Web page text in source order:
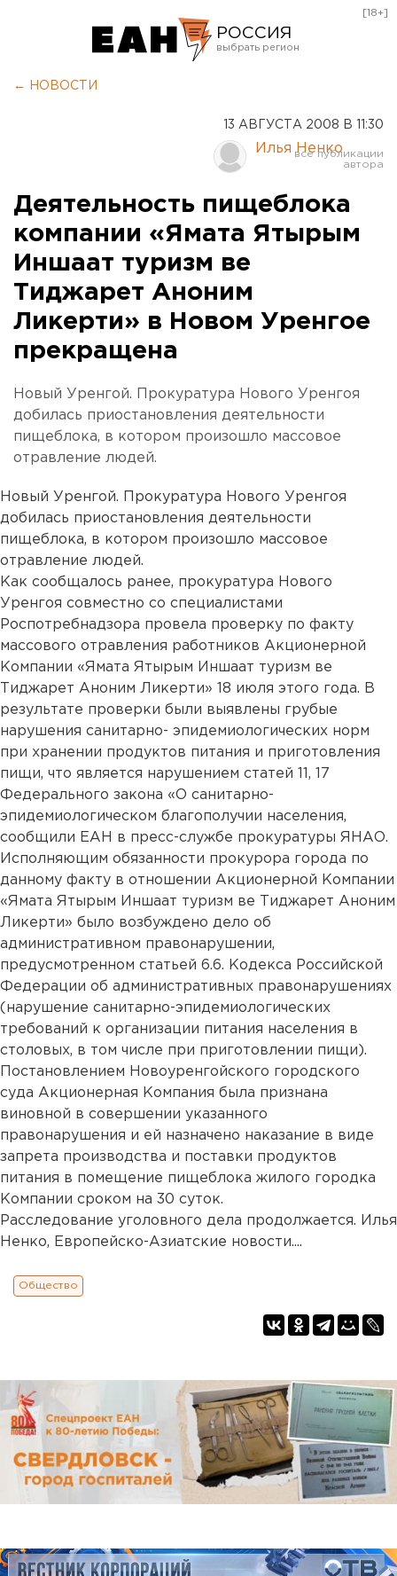
РОССИЯ
Курган
Оренбург
[18+]
← НОВОСТИ
13 АВГУСТА 2008 В 11:30
Илья Ненко
Деятельность пищеблока
компании «Ямата Ятырым
Иншаат туризм ве
Тиджарет Аноним
Ликерти» в Новом Уренгое
прекращена
Новый Уренгой. Прокуратура Нового Уренгоя
добилась приостановления деятельности
пищеблока, в котором произошло массовое
отравление людей.
Новый Уренгой. Прокуратура Нового Уренгоя
добилась приостановления деятельности
пищеблока, в котором произошло массовое
отравление людей.
Как сообщалось ранее, прокуратура Нового
Уренгоя совместно со специалистами
Роспотребнадзора провела проверку по факту
массового отравления работников Акционерной
Компании «Ямата Ятырым Иншаат туризм ве
Тиджарет Аноним Ликерти» 18 июля этого года. В
результате проверки были выявлены грубые
нарушения санитарно- эпидемиологических норм
при хранении продуктов питания и приготовления
пищи, что является нарушением статей 11, 17
Федерального закона «О санитарно-
эпидемиологическом благополучии населения,
сообщили ЕАН в пресс-службе прокуратуры ЯНАО.
Исполняющим обязанности прокурора города по
данному факту в отношении Акционерной Компании
«Ямата Ятырым Иншаат туризм ве Тиджарет Аноним
Ликерти» было возбуждено дело об
административном правонарушении,
предусмотренном статьей 6.6. Кодекса Российской
Федерации об административных правонарушениях
(нарушение санитарно-эпидемиологических
требований к организации питания населения в
столовых, в том числе при приготовлении пищи).
Постановлением Новоуренгойского городского
суда Акционерная Компания была признана
виновной в совершении указанного
правонарушения и ей назначено наказание в виде
запрета производства и поставки продуктов
питания в помещение пищеблока жилого городка
Компании сроком на 30 суток.
Расследование уголовного дела продолжается. Илья
Ненко, Европейско-Азиатские новости....
Общество